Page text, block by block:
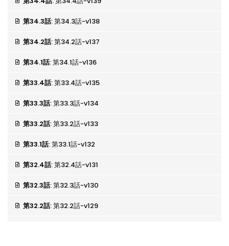
第34.3話: 第34.3話-v138
第34.2話: 第34.2話-v137
第34.1話: 第34.1話-v136
第33.4話: 第33.4話-v135
第33.3話: 第33.3話-v134
第33.2話: 第33.2話-v133
第33.1話: 第33.1話-v132
第32.4話: 第32.4話-v131
第32.3話: 第32.3話-v130
第32.2話: 第32.2話-v129